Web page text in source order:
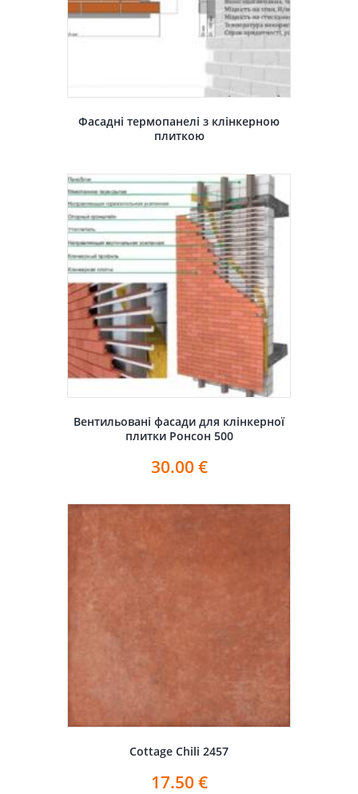
Фасадні термопанелі з клінкерною
плиткою
Вентильовані фасади для клінкерної
плитки Ронсон 500
30.00 €
Cottage Chili 2457
17.50 €